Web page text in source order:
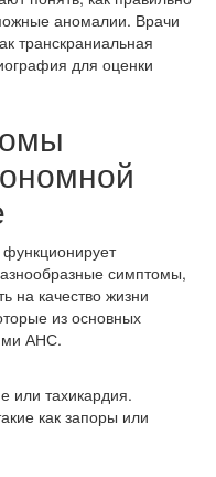
аномалии. Врачи
транскраниальная
для оценки
симптомы,
на качество жизни
из основных
АНС.
или тахикардия.
как запоры или